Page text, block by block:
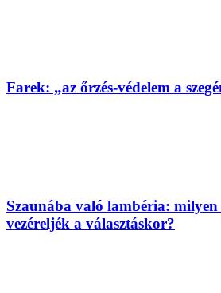
Farek: „az őrzés-védelem a
Szaunába való lambéria: milyen
vezéreljék a választáskor?